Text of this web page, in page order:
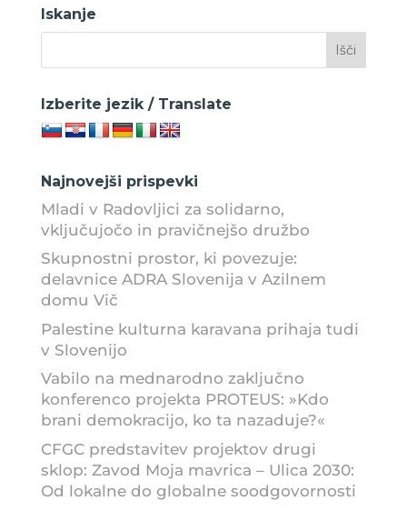
Iskanje
Izberite jezik / Translate
Najnovejši prispevki
Mladi v Radovljici za solidarno,
vključujočo in pravičnejšo družbo
Skupnostni prostor, ki povezuje:
delavnice ADRA Slovenija v Azilnem
domu Vič
Palestine kulturna karavana prihaja tudi
v Slovenijo
Vabilo na mednarodno zaključno
konferenco projekta PROTEUS: »Kdo
brani demokracijo, ko ta nazaduje?«
CFGC predstavitev projektov drugi
sklop: Zavod Moja mavrica – Ulica 2030:
Od lokalne do globalne soodgovornosti